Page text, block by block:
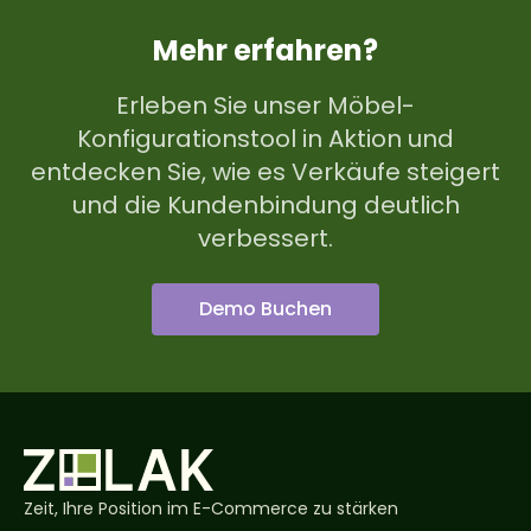
Mehr erfahren?
Erleben Sie unser Möbel-
Konfigurationstool in Aktion und
entdecken Sie, wie es Verkäufe steigert
und die Kundenbindung deutlich
verbessert.
Demo Buchen
Zeit, Ihre Position im E-Commerce zu stärken